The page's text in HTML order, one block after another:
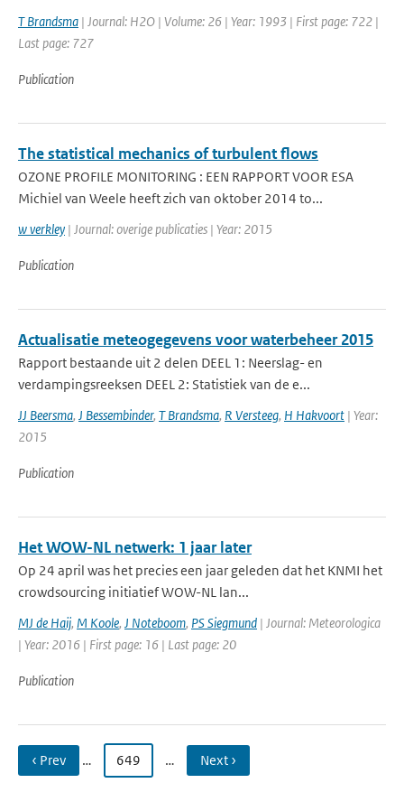
T Brandsma | Journal: H2O | Volume: 26 | Year: 1993 | First page: 722 |
Last page: 727
Publication
The statistical mechanics of turbulent flows
OZONE PROFILE MONITORING : EEN RAPPORT VOOR ESA
Michiel van Weele heeft zich van oktober 2014 to...
w verkley | Journal: overige publicaties | Year: 2015
Publication
Actualisatie meteogegevens voor waterbeheer 2015
Rapport bestaande uit 2 delen DEEL 1: Neerslag- en
verdampingsreeksen DEEL 2: Statistiek van de e...
JJ Beersma, J Bessembinder, T Brandsma, R Versteeg, H Hakvoort | Year:
2015
Publication
Het WOW-NL netwerk: 1 jaar later
Op 24 april was het precies een jaar geleden dat het KNMI het
crowdsourcing initiatief WOW-NL lan...
MJ de Haij, M Koole, J Noteboom, PS Siegmund | Journal: Meteorologica
| Year: 2016 | First page: 16 | Last page: 20
Publication
‹ Prev … 649 … Next ›